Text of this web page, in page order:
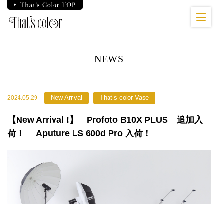
Skip
NEWS
2024.05.29 New Arrival That’s color Vase
【New Arrival !】 Profoto B10X PLUS 追加入
荷！ Aputure LS 600d Pro 入荷！